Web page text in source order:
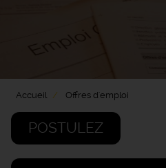
Accueil Offres d'emploi
POSTULEZ